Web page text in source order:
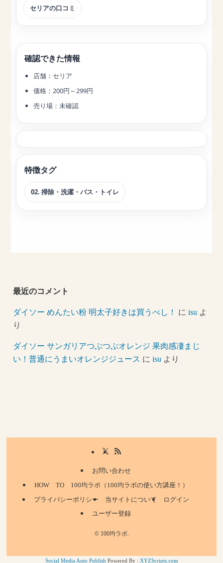
セリアの口コミ
確認できた情報
店舗：セリア
価格：200円～299円
売り場：未確認
特徴タグ
02. 掃除・洗濯・バス・トイレ
最近のコメント
ダイソー めんたい粉 明太子好きは買うべし！ にisu よ
り
ダイソー サンガリアつぶつぶオレンジ 果肉感凄まじ
い！普通にうまいオレンジジュース にisu より
お問い合わせ
HOW TO 100均ラボ（100均ラボの使い方講座！）
プライバシーポリシー
当サイトについて
ログイン
ユーザー登録
©100均ラボ.
Social Media Auto Publish Powered By : XYZScripts.com